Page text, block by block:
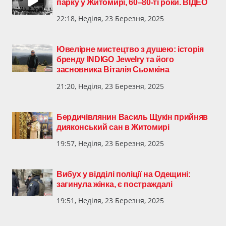
парку у Житомирі, 60–80-ті роки. ВІДЕО
22:18, Неділя, 23 Березня, 2025
Ювелірне мистецтво з душею: історія
бренду INDIGO Jewelry та його
засновника Віталія Сьомкіна
21:20, Неділя, 23 Березня, 2025
Бердичівлянин Василь Щукін прийняв
дияконський сан в Житомирі
19:57, Неділя, 23 Березня, 2025
Вибух у відділі поліції на Одещині:
загинула жінка, є постраждалі
19:51, Неділя, 23 Березня, 2025